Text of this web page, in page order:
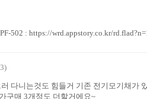
502 : https://wrd.appstory.co.kr/
다니는것도 힘들거 기존 전기모기채가
구매 3개정도 더할거에요~